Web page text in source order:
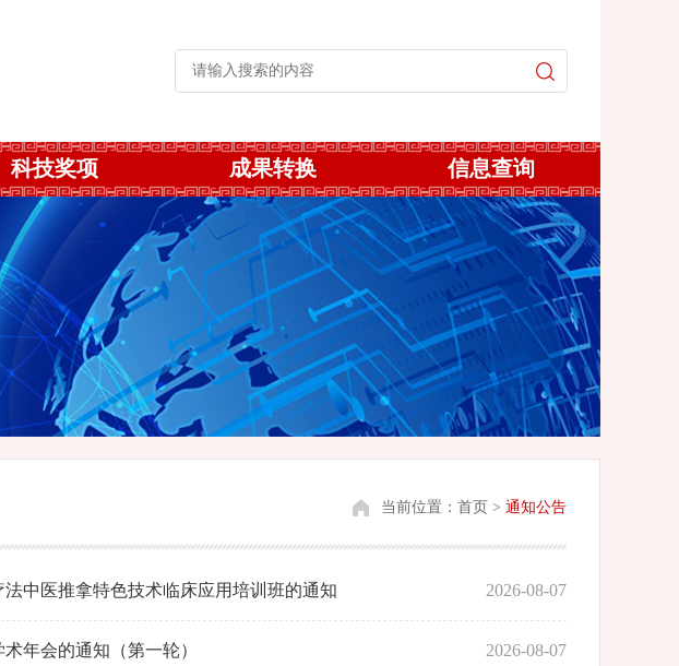
科技奖项 成果转换 信息查询
当前位置： 首页 > 通知公告
中医推拿特色技术临床应用培训班的通知 2026-08-07
年会的通知（第一轮） 2026-08-07